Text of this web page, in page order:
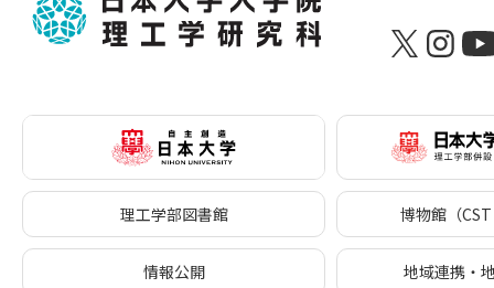
理工学部図書館 博物館（
情報公開 地域連携・